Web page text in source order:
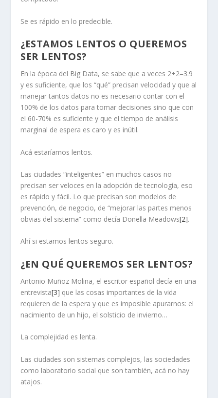
Se es rápido en lo predecible.
¿ESTAMOS LENTOS O QUEREMOS
SER LENTOS?
En la época del Big Data, se sabe que a veces 2+2=3.9
y es suficiente, que los “qué” precisan velocidad y que al
manejar tantos datos no es necesario contar con el
100% de los datos para tomar decisiones sino que con
el 60-70% es suficiente y que el tiempo de análisis
marginal de espera es caro y es inútil.
Acá estaríamos lentos.
Las ciudades “inteligentes” en muchos casos no
precisan ser veloces en la adopción de tecnología, eso
es rápido y fácil. Lo que precisan son modelos de
prevención, de negocio, de “mejorar las partes menos
obvias del sistema” como decía Donella Meadows[2].
Ahí si estamos lentos seguro.
¿EN QUÉ QUEREMOS SER LENTOS?
Antonio Muñoz Molina, el escritor español decía en una
entrevista[3] que las cosas importantes de la vida
requieren de la espera y que es imposible apurarnos: el
nacimiento de un hijo, el solsticio de invierno…
La complejidad es lenta.
Las ciudades son sistemas complejos, las sociedades
como laboratorio social que son también, acá no hay
atajos.